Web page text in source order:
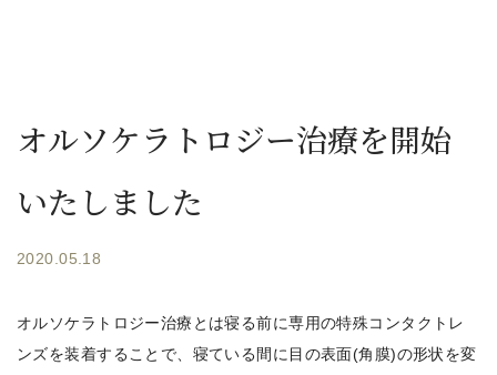
オルソケラトロジー治療を開始
いたしました
2020.05.18
オルソケラトロジー治療とは寝る前に専用の特殊コンタクトレ
ンズを装着することで、寝ている間に目の表面(角膜)の形状を変